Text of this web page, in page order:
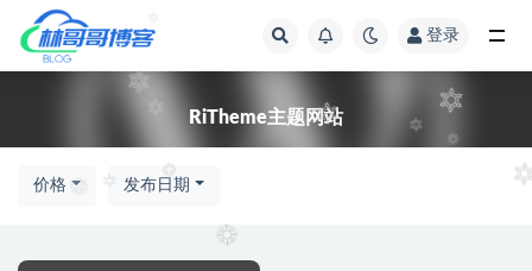
登录
RiTheme主题网站
价格 发布日期